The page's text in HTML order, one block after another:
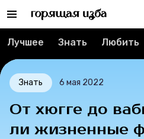
Тесты
Великие женщины
Тренды
Лучшее Знать Любить
Знать 6 мая 2022
От хюгге до
ли жизненные